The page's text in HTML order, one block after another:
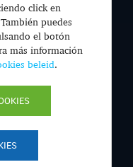
click en
puedes
el botón
más información
beleid.